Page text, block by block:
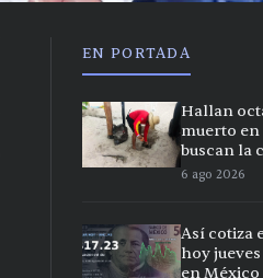
EN PORTADA
Hallan
muerto en
buscan la
6 ago 2026
Así cotiza
hoy
en México